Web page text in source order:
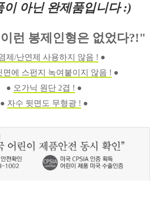
이 아닌 완제품입니다 :)
런 봉제인형은 없었다?!"
제/난연제 사용하지 않음 ! ●
면에 스펀지 녹여붙이지 않음 ! ●
● 오가닉 원단 2겹 ! ●
● 자수 뒷면도 무형광 ! ●